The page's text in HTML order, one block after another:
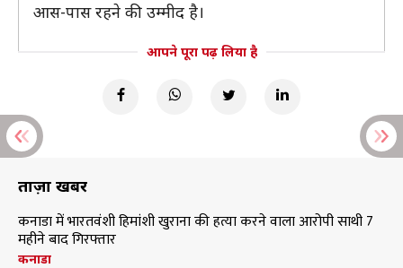
आस-पास रहने की उम्मीद है।
आपने पूरा पढ़ लिया है
ताज़ा खबरें
कनाडा में भारतवंशी हिमांशी खुराना की हत्या करने वाला आरोपी साथी 7
महीने बाद गिरफ्तार
कनाडा